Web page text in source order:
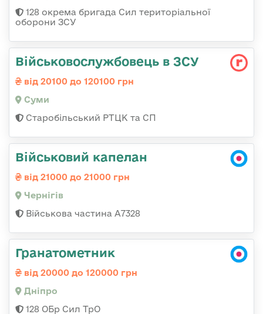
128 окрема бригада Сил територіальної
оборони ЗСУ
Військовослужбовець в ЗСУ
від 20100 до 120100 грн
Суми
Старобільський РТЦК та СП
Військовий капелан
від 21000 до 21000 грн
Чернігів
Військова частина А7328
Гранатометник
від 20000 до 120000 грн
Дніпро
128 ОБр Сил ТрО